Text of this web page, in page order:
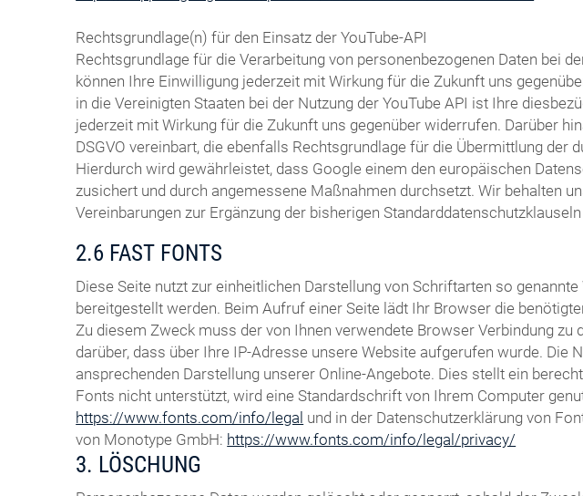
Rechtsgrundlage(n) für den Einsatz der YouTube-API
Rechtsgrundlage für die Verarbeitung von personenbezogenen Daten bei
können Ihre Einwilligung jederzeit mit Wirkung für die Zukunft uns
in die Vereinigten Staaten bei der Nutzung der YouTube API ist Ihre
jederzeit mit Wirkung für die Zukunft uns gegenüber widerrufen. Darüber
DSGVO vereinbart, die ebenfalls Rechtsgrundlage für die Übermittlung
Hierdurch wird gewährleistet, dass Google einem den europäischen
zusichert und durch angemessene Maßnahmen durchsetzt. Wir behalten
Vereinbarungen zur Ergänzung der bisherigen
2.6 FAST FONTS
Diese Seite nutzt zur einheitlichen Darstellung von Schriftarten so
bereitgestellt werden. Beim Aufruf einer Seite lädt Ihr Browser die
Zu diesem Zweck muss der von Ihnen verwendete Browser Verbindung
darüber, dass über Ihre IP-Adresse unsere Website aufgerufen wurde.
ansprechenden Darstellung unserer Online-Angebote. Dies stellt ein
Fonts nicht unterstützt, wird eine Standardschrift von Ihrem Computer
https://www.fonts.com/info/legal und in der Datenschutzerklärung von
von Monotype GmbH: https://www.fonts.com/info/legal/privacy/
3. LÖSCHUNG